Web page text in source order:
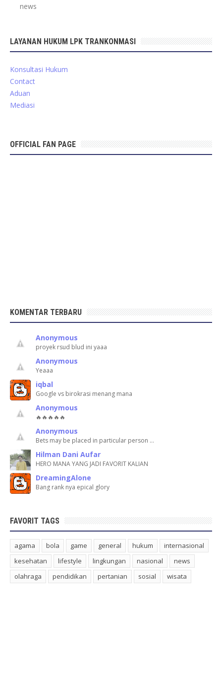
news
LAYANAN HUKUM LPK TRANKONMASI
Konsultasi Hukum
Contact
Aduan
Mediasi
OFFICIAL FAN PAGE
KOMENTAR TERBARU
Anonymous
proyek rsud blud ini yaaa
Anonymous
Yeaaa
iqbal
Google vs birokrasi menang mana
Anonymous
🔥🔥🔥🔥🔥
Anonymous
Bets may be placed in particular person …
Hilman Dani Aufar
HERO MANA YANG JADI FAVORIT KALIAN
DreamingAlone
Bang rank nya epical glory
FAVORIT TAGS
agama bola game general hukum
internasional
kesehatan
lifestyle lingkungan nasional
news
olahraga
pendidikan pertanian sosial wisata